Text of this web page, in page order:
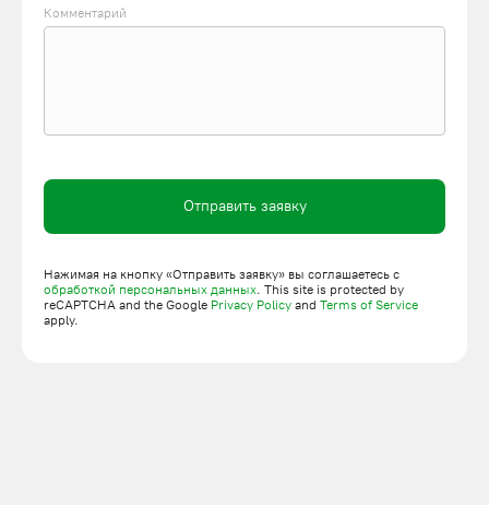
легкость эксплуатации;
в складском хозяйстве;
на СТО;
в автопаркингах и т. д.
Как заказать подъемную платформу с вертикальным
перемещением
Комментарий
Отправить заявку
Нажимая на кнопку «Отправить заявку» вы соглашаетесь с
обработкой персональных данных. This site is protected by
reCAPTCHA and the Google Privacy Policy and Terms of Service
apply.